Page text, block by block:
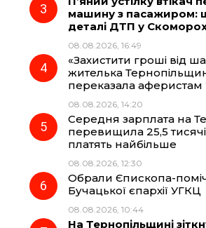
k m
машину з пасажиром:
деталі ДТП у
08.08.2026, 16:49
«Захистити гроші від
жителька
переказала аферистам
08.08.2026, 14:20
Середня зарплата на
перевищила 25,5
платять найбільше
08.08.2026, 12:30
Обрали Єпископа-
Бучацької єпархії УГКЦ
08.08.2026, 10:44
На Тернопільщині